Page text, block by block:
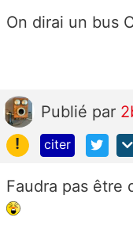
On dirai un bus
Publié par
!
citer
Faudra pas être